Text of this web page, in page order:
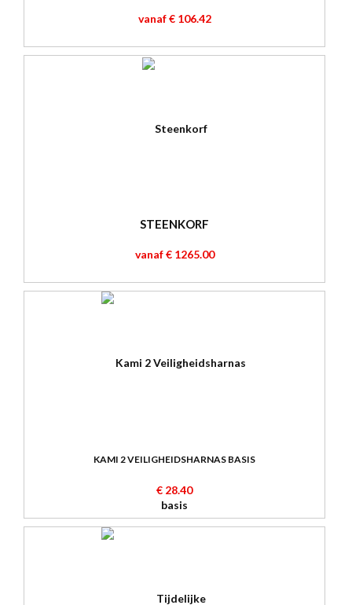
vanaf € 106.42
STEENKORF
vanaf € 1265.00
KAMI 2 VEILIGHEIDSHARNAS BASIS
€ 28.40